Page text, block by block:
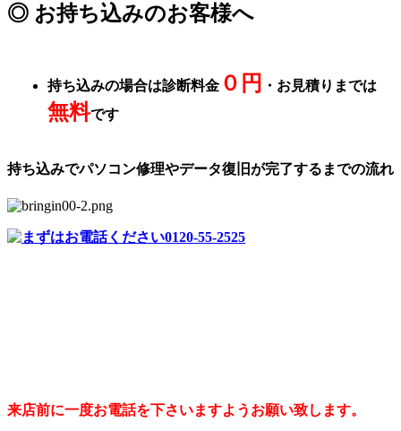
◎ お持ち込みのお客様へ
持ち込みの場合は診断料金 ０円 ・お見積りまでは
無料です
持ち込みでパソコン修理やデータ復旧が完了するまでの流れ
来店前に一度お電話を下さいますようお願い致します。